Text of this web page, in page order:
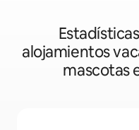
alojamientos
mascotas